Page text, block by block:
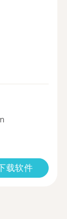
载软件